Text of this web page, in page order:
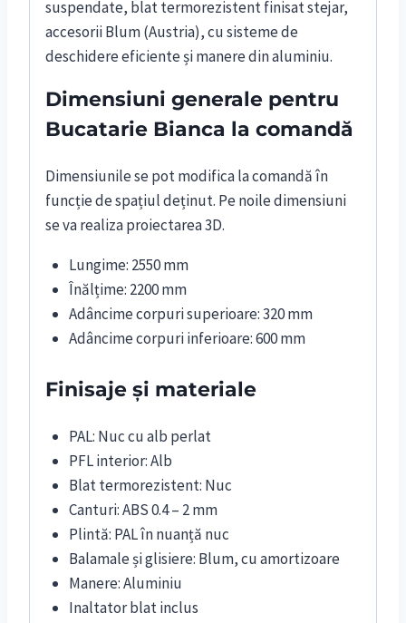
suspendate, blat termorezistent finisat stejar,
accesorii Blum (Austria), cu sisteme de
deschidere eficiente și manere din aluminiu.
Dimensiuni generale pentru
Bucatarie Bianca la comandă
Dimensiunile se pot modifica la comandă în
funcție de spațiul deținut. Pe noile dimensiuni
se va realiza proiectarea 3D.
Lungime: 2550 mm
Înălțime: 2200 mm
Adâncime corpuri superioare: 320 mm
Adâncime corpuri inferioare: 600 mm
Finisaje și materiale
PAL: Nuc cu alb perlat
PFL interior: Alb
Blat termorezistent: Nuc
Canturi: ABS 0.4 – 2 mm
Plintă: PAL în nuanță nuc
Balamale și glisiere: Blum, cu amortizoare
Manere: Aluminiu
Inaltator blat inclus